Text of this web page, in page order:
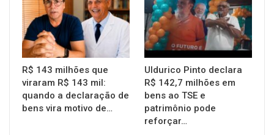
R$ 143 milhões que
viraram R$ 143 mil:
quando a declaração de
bens vira motivo de…
Uldurico Pinto declara
R$ 142,7 milhões em
bens ao TSE e
patrimônio pode
reforçar…